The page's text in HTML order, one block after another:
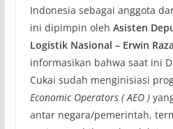
Indonesia sebagai anggota
ini dipimpin oleh Asisten
Logistik Nasional – Erwin Raza
informasikan bahwa saat ini
Cukai sudah menginisiasi
Economic Operators ( AEO )
antar negara/pemerintah,